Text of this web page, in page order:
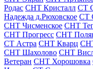
Родас СНТ Кристалл СТ
Надежда д.Рюховское СТ
СНТ Чисменское СНТ
СНТ Прогресс СНТ
СТ Астра СНТ Кварц
СНТ Шахолово СНТ
Ветеран СНТ Хорошовка